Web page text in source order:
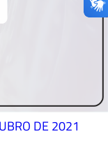
DE 2021